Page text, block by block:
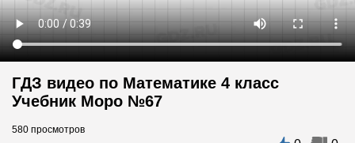
ГДЗ видео по Математике 4 класс
Учебник Моро №67
580 просмотров